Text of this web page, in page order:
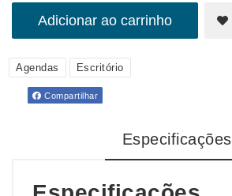
Adicionar ao carrinho
Agendas Escritório
Compartilhar
Especificações